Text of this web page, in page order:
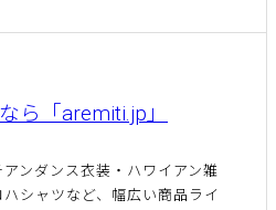
ンダンス衣装・ハワイアン雑
シャツなど、幅広い商品ライ